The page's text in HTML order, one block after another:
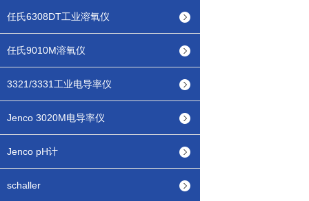
任氏6308DT工业溶氧仪
任氏9010M溶氧仪
3321/3331工业电导率仪
Jenco 3020M电导率仪
Jenco pH计
schaller